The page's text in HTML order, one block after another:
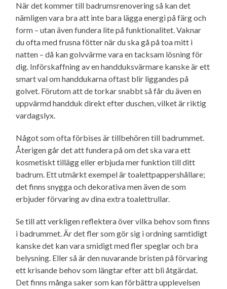
När det kommer till badrumsrenovering så kan det
nämligen vara bra att inte bara lägga energi på färg och
form – utan även fundera lite på funktionalitet. Vaknar
du ofta med frusna fötter när du ska gå på toa mitt i
natten – då kan golvvärme vara en tacksam lösning för
dig. Införskaffning av en handduksvärmare kanske är ett
smart val om handdukarna oftast blir liggandes på
golvet. Förutom att de torkar snabbt så får du även en
uppvärmd handduk direkt efter duschen, vilket är riktig
vardagslyx.
Något som ofta förbises är tillbehören till badrummet.
Återigen går det att fundera på om det ska vara ett
kosmetiskt tillägg eller erbjuda mer funktion till ditt
badrum. Ett utmärkt exempel är toalettpappershållare;
det finns snygga och dekorativa men även de som
erbjuder förvaring av dina extra toalettrullar.
Se till att verkligen reflektera över vilka behov som finns
i badrummet. Är det fler som gör sig i ordning samtidigt
kanske det kan vara smidigt med fler speglar och bra
belysning. Eller så är den nuvarande bristen på förvaring
ett krisande behov som längtar efter att bli åtgärdat.
Det finns många saker som kan förbättra upplevelsen